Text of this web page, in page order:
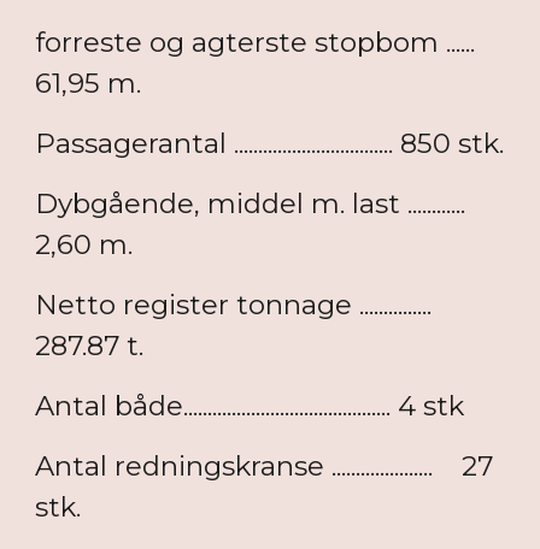
forreste og agterste stopbom ......
61,95 m.
Passagerantal ................................. 850 stk.
Dybgående, middel m. last ............
2,60 m.
Netto register tonnage ...............
287.87 t.
Antal både........................................... 4 stk
Antal redningskranse ..................... 27
stk.